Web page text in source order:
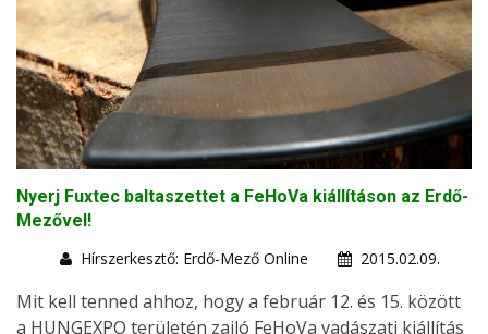
Nyerj Fuxtec baltaszettet a FeHoVa kiállításon az Erdő-
Mezővel!
Hírszerkesztő: Erdő-Mező Online
2015.02.09.
Mit kell tenned ahhoz, hogy a február 12. és 15. között
a HUNGEXPO területén zajló FeHoVa vadászati kiállítás